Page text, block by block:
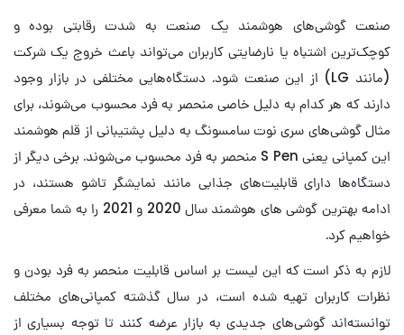
صنعت گوشی‌های هوشمند یک صنعت به شدت رقابتی بوده و
کوچک‌ترین اشتباه یا نارضایتی کاربران می‌تواند باعث خروج یک شرکت
(مانند LG) از این صنعت شود. دستگاه‌هایی مختلفی در بازار وجود
دارند که هر کدام به دلیل خاصی منحصر به فرد محسوب می‌شوند، برای
مثال گوشی‌های سری نوت سامسونگ به دلیل پشتیبانی از قلم هوشمند
این کمپانی یعنی S Pen منحصر به فرد محسوب می‌شوند. برخی دیگر از
دستگاه‌ها دارای قابلیت‌های جذابی مانند نمایشگر تاشو هستند، در
ادامه بهترین گوشی های هوشمند سال 2020 و 2021 را به شما معرفی
خواهیم کرد.
لازم به ذکر است که این لیست بر اساس قابلیت منحصر به فرد بودن و
نظرات کاربران تهیه شده است، در سال گذشته کمپانی‌های مختلف
توانسته‌اند گوشی‌های جدیدی به بازار عرضه کنند تا توجه بسیاری از